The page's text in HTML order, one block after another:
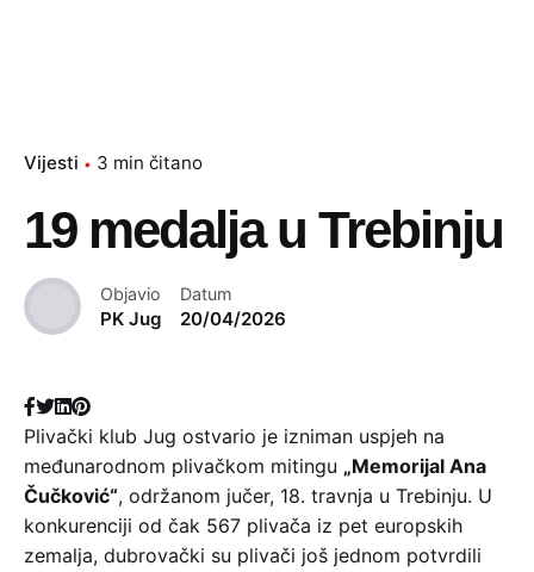
Vijesti 3 min čitano
19 medalja u Trebinju
Objavio
PK Jug
Datum
20/04/2026
Plivački klub Jug ostvario je izniman uspjeh na
međunarodnom plivačkom mitingu „Memorijal Ana
Čučković“, održanom jučer, 18. travnja u Trebinju. U
konkurenciji od čak 567 plivača iz pet europskih
zemalja, dubrovački su plivači još jednom potvrdili